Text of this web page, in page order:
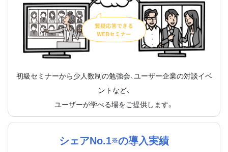
初級セミナーから少人数制の勉強会、ユーザー企業の対談イベ
ントなど、
ユーザーが学べる場をご提供します。
シェアNo.1※の導入実績